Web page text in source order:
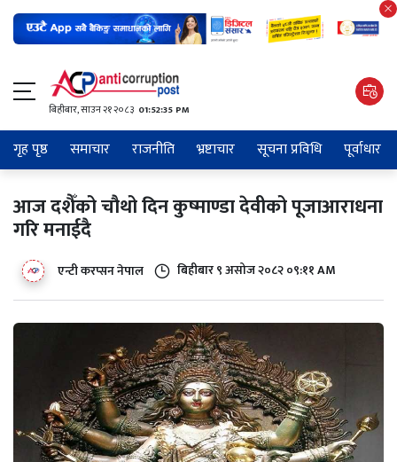
बिहीबार, साउन २१ २०८३ 01:52:35 PM
गृह पृष्ठ समाचार राजनीति भ्रष्टाचार सूचना प्रविधि पूर्वाधार
आज दशैँको चौथो दिन कुष्माण्डा देवीको पूजाआराधना
गरि मनाईदै
एन्टी करप्सन नेपाल बिहीबार ९ असोज २०८२ ०९:११ AM